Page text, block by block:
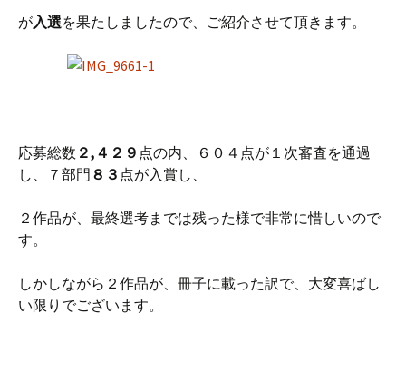
が入選を果たしましたので、ご紹介させて頂きます。
応募総数 ２,４２９ 点の内、６０４点が１次審査を通過
し、７部門 ８３ 点が入賞し、
２作品が、最終選考までは残った様で非常に惜しいので
す。
しかしながら２作品が、冊子に載った訳で、大変喜ばし
い限りでございます。